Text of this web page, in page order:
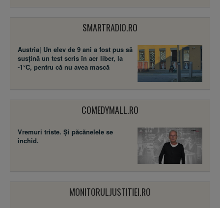
SMARTRADIO.RO
Austria| Un elev de 9 ani a fost pus să
susţină un test scris în aer liber, la
-1°C, pentru că nu avea mască
COMEDYMALL.RO
Vremuri triste. Şi păcănelele se
închid.
MONITORULJUSTITIEI.RO